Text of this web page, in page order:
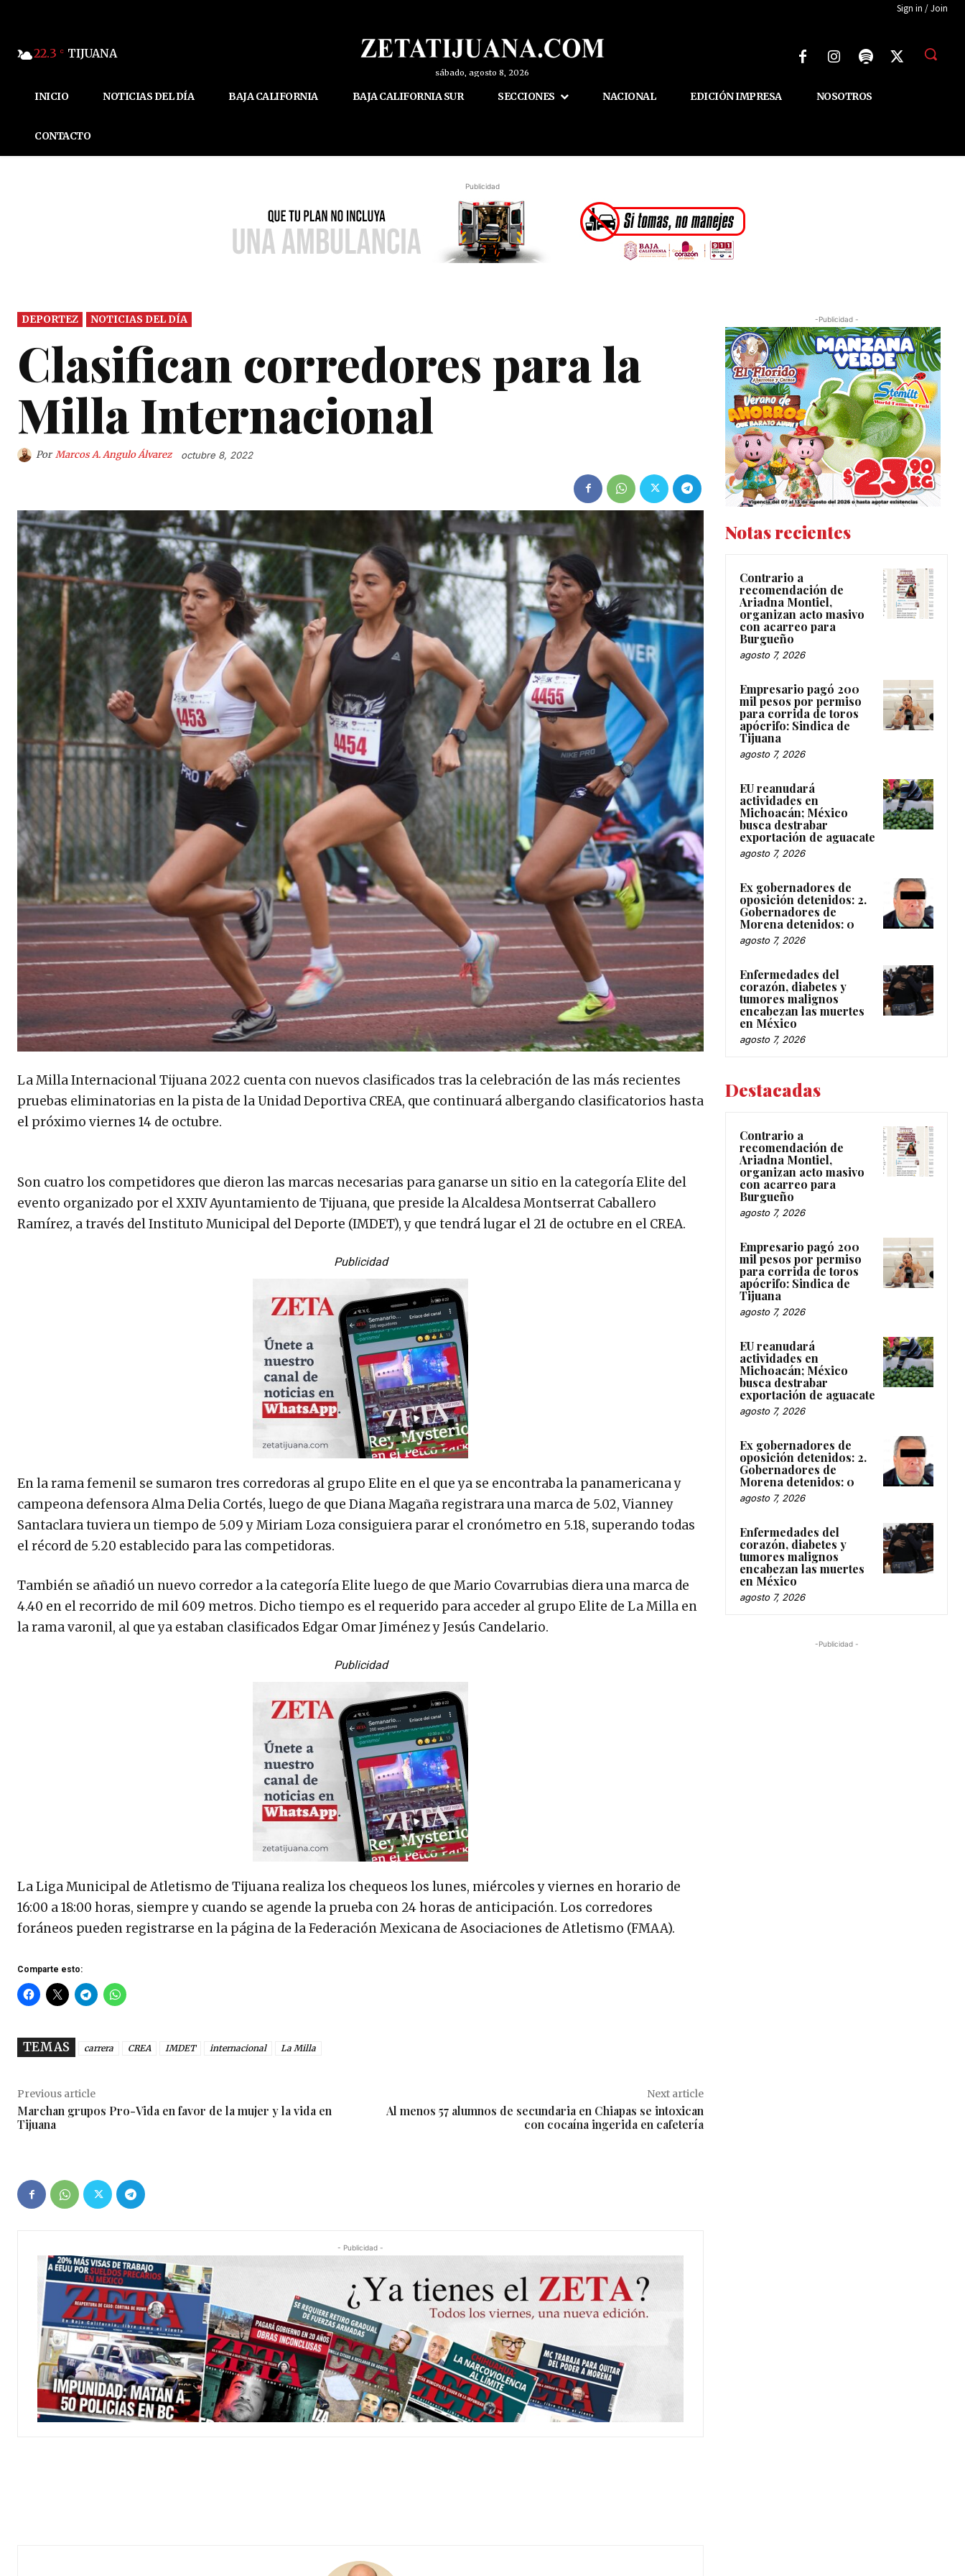
Sign in / Join
22.3 C TIJUANA
sábado, agosto 8, 2026
INICIO NOTICIAS DEL DÍA BAJA CALIFORNIA BAJA CALIFORNIA SUR SECCIONES NACIONAL EDICIÓN IMPRESA NOSOTROS
CONTACTO
Publicidad
DEPORTEZ NOTICIAS DEL DÍA
Clasifican corredores para la
Milla Internacional
Por Marcos A. Angulo Álvarez octubre 8, 2022
La Milla Internacional Tijuana 2022 cuenta con nuevos clasificados tras la celebración de las más recientes
pruebas eliminatorias en la pista de la Unidad Deportiva CREA, que continuará albergando clasificatorios hasta
el próximo viernes 14 de octubre.
Son cuatro los competidores que dieron las marcas necesarias para ganarse un sitio en la categoría Elite del
evento organizado por el XXIV Ayuntamiento de Tijuana, que preside la Alcaldesa Montserrat Caballero
Ramírez, a través del Instituto Municipal del Deporte (IMDET), y que tendrá lugar el 21 de octubre en el CREA.
Publicidad
En la rama femenil se sumaron tres corredoras al grupo Elite en el que ya se encontraba la panamericana y
campeona defensora Alma Delia Cortés, luego de que Diana Magaña registrara una marca de 5.02, Vianney
Santaclara tuviera un tiempo de 5.09 y Miriam Loza consiguiera parar el cronómetro en 5.18, superando todas
el récord de 5.20 establecido para las competidoras.
También se añadió un nuevo corredor a la categoría Elite luego de que Mario Covarrubias diera una marca de
4.40 en el recorrido de mil 609 metros. Dicho tiempo es el requerido para acceder al grupo Elite de La Milla en
la rama varonil, al que ya estaban clasificados Edgar Omar Jiménez y Jesús Candelario.
Publicidad
La Liga Municipal de Atletismo de Tijuana realiza los chequeos los lunes, miércoles y viernes en horario de
16:00 a 18:00 horas, siempre y cuando se agende la prueba con 24 horas de anticipación. Los corredores
foráneos pueden registrarse en la página de la Federación Mexicana de Asociaciones de Atletismo (FMAA).
Comparte esto:
TEMAS carrera CREA IMDET internacional La Milla
Previous article
Marchan grupos Pro-Vida en favor de la mujer y la vida en
Tijuana
Next article
Al menos 57 alumnos de secundaria en Chiapas se intoxican
con cocaína ingerida en cafetería
- Publicidad -
-Publicidad -
Notas recientes
Contrario a
recomendación de
Ariadna Montiel,
organizan acto masivo
con acarreo para
Burgueño
agosto 7, 2026
Empresario pagó 200
mil pesos por permiso
para corrida de toros
apócrifo: Sindica de
Tijuana
agosto 7, 2026
EU reanudará
actividades en
Michoacán; México
busca destrabar
exportación de aguacate
agosto 7, 2026
Ex gobernadores de
oposición detenidos: 2.
Gobernadores de
Morena detenidos: 0
agosto 7, 2026
Enfermedades del
corazón, diabetes y
tumores malignos
encabezan las muertes
en México
agosto 7, 2026
Destacadas
Contrario a
recomendación de
Ariadna Montiel,
organizan acto masivo
con acarreo para
Burgueño
agosto 7, 2026
Empresario pagó 200
mil pesos por permiso
para corrida de toros
apócrifo: Sindica de
Tijuana
agosto 7, 2026
EU reanudará
actividades en
Michoacán; México
busca destrabar
exportación de aguacate
agosto 7, 2026
Ex gobernadores de
oposición detenidos: 2.
Gobernadores de
Morena detenidos: 0
agosto 7, 2026
Enfermedades del
corazón, diabetes y
tumores malignos
encabezan las muertes
en México
agosto 7, 2026
-Publicidad -